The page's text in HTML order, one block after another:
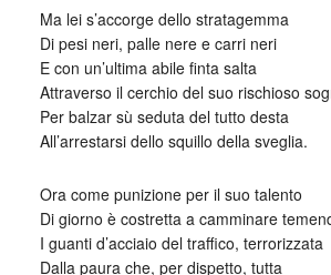
Ma lei s’accorge dello stratagemma
Di pesi neri, palle nere e carri neri
E con un’ultima abile finta salta
Attraverso il cerchio del suo rischioso
Per balzar sù seduta del tutto desta
All’arrestarsi dello squillo della sveglia.
Ora come punizione per il suo talento
Di giorno è costretta a camminare
I guanti d’acciaio del traffico, terrorizzata
Dalla paura che, per dispetto, tutta